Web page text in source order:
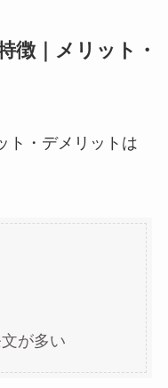
徴｜メリット・
ト・デメリットは
が多い